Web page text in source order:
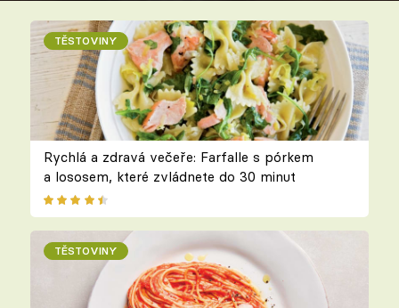
TĚSTOVINY
Rychlá a zdravá večeře: Farfalle s pórkem
a lososem, které zvládnete do 30 minut
TĚSTOVINY